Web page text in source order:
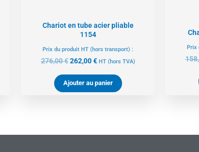
Chariot en tube acier pliable
1154
Prix du produit HT (hors transport) :
276,00€ 262,00€ HT (hors TVA)
Ajouter au panier
Prix